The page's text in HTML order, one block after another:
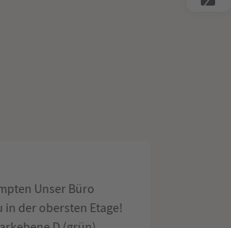
Unser Büro
der obersten Etage!